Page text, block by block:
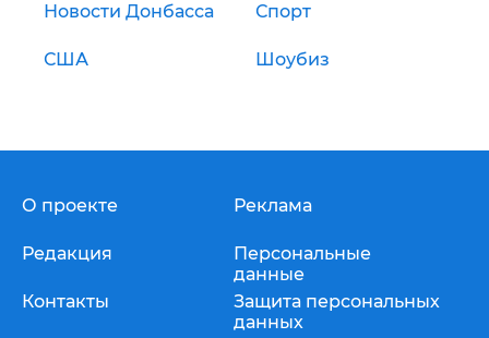
Новости Донбасса Спорт
США Шоубиз
О проекте
Редакция
Контакты
Реклама
Персональные
данные
Защита персональных
данных